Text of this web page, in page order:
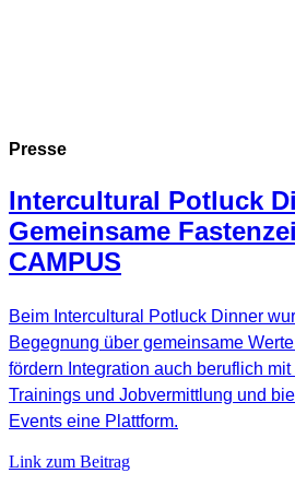
Presse
Intercultural Potluck
Gemeinsame
CAMPUS
Beim Intercultural Potluck Dinner
Begegnung über gemeinsame
fördern Integration auch beruflich
Trainings und Jobvermittlung und
Events eine Plattform.
Link zum Beitrag